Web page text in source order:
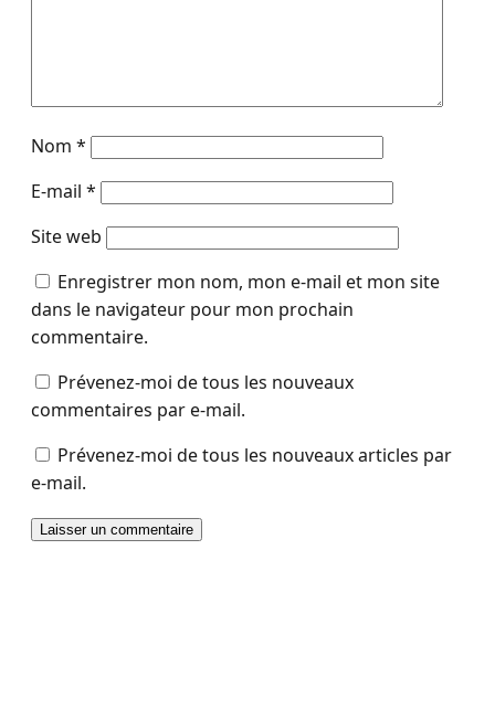
Nom *
E-mail *
Site web
Enregistrer mon nom, mon e-mail et mon site
dans le navigateur pour mon prochain
commentaire.
Prévenez-moi de tous les nouveaux
commentaires par e-mail.
Prévenez-moi de tous les nouveaux articles par
e-mail.